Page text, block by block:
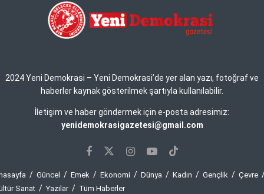
2024 Yeni Demokrasi – Yeni Demokrasi’de yer alan yazı, fotoğraf ve
haberler kaynak gösterilmek şartıyla kullanılabilir.
İletişim ve haber göndermek için e-posta adresimiz:
yenidemokrasigazetesi@gmail.com
Güncel Emek Ekonomi Dünya Kadın Gençlik
Çevre
Sanat
Yazılar Tüm Haberler